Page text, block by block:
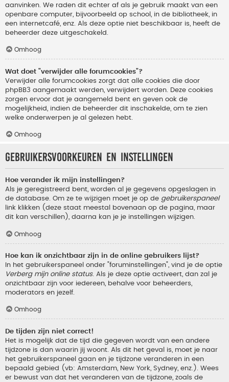
aanvinken. We raden dit echter af als je gebruik maakt van een
openbare computer, bijvoorbeeld op school, in de bibliotheek, in
een internetcafé, enz. Als deze optie niet beschikbaar is, heeft de
beheerder deze uitgeschakeld.
Omhoog
Wat doet "verwijder alle forumcookies"?
Verwijder alle forumcookies zorgt dat alle cookies die door
phpBB3 aangemaakt werden, verwijdert worden. Deze cookies
zorgen ervoor dat je aangemeld bent en geven ook de
mogelijkheid, indien de beheerder dit inschakelde, om te zien
welke onderwerpen je al gelezen hebt.
Omhoog
Gebruikersvoorkeuren en instellingen
Hoe verander ik mijn instellingen?
Als je geregistreerd bent, worden al je gegevens opgeslagen in
de database. Om ze te wijzigen moet je op de gebruikerspaneel
link klikken (deze staat meestal bovenaan op de pagina, maar
dit kan verschillen), daarna kan je je instellingen wijzigen.
Omhoog
Hoe kan ik onzichtbaar zijn in de online gebruikers lijst?
In het gebruikerspaneel onder "foruminstellingen", vind je de optie
Verberg mijn online status. Als je deze optie activeert, dan zal je
onzichtbaar zijn voor iedereen, behalve voor beheerders,
moderators en jezelf.
Omhoog
De tijden zijn niet correct!
Het is mogelijk dat de tijd die gegeven wordt van een andere
tijdzone is dan waarin jij woont. Als dit het geval is, moet je naar
het gebruikerspaneel gaan en je tijdzone veranderen in een
bepaald gebied (vb: Amsterdam, New York, Sydney, enz.). Wees
er bewust van dat het veranderen van de tijdzone, zoals de